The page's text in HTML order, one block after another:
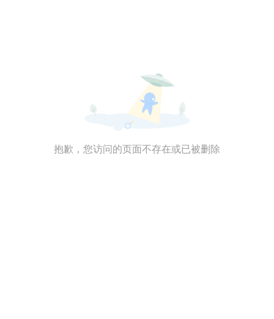
抱歉，您访问的页面不存在或已被删除